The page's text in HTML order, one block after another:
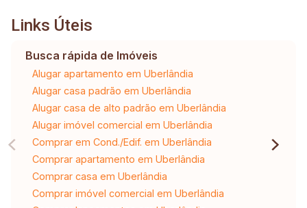
Links Úteis
Busca rápida de Imóveis
Alugar apartamento em Uberlândia
Alugar casa padrão em Uberlândia
Alugar casa de alto padrão em Uberlândia
Alugar imóvel comercial em Uberlândia
Comprar em Cond./Edif. em Uberlândia
Comprar apartamento em Uberlândia
Comprar casa em Uberlândia
Comprar imóvel comercial em Uberlândia